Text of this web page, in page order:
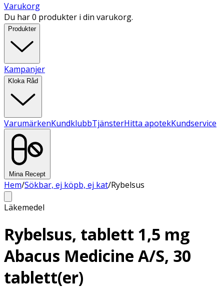
Varukorg
Du har 0 produkter i din varukorg.
Produkter
Kampanjer
Kloka Råd
VarumärkenKundklubbTjänsterHitta apotekKundservice
Mina Recept
Hem/Sökbar, ej köpb, ej kat/Rybelsus
Läkemedel
Rybelsus, tablett 1,5 mg
Abacus Medicine A/S, 30
tablett(er)